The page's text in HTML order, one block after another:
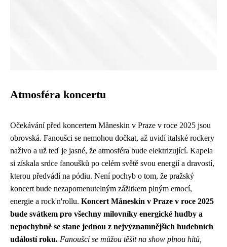
Atmosféra koncertu
Očekávání před koncertem Måneskin v Praze v roce 2025 jsou
obrovská. Fanoušci se nemohou dočkat, až uvidí italské rockery
naživo a už teď je jasné, že atmosféra bude elektrizující. Kapela
si získala srdce fanoušků po celém světě svou energií a dravostí,
kterou předvádí na pódiu. Není pochyb o tom, že pražský
koncert bude nezapomenutelným zážitkem plným emocí,
energie a rock'n'rollu. Koncert Måneskin v Praze v roce 2025
bude svátkem pro všechny milovníky energické hudby a
nepochybně se stane jednou z nejvýznamnějších hudebních
událostí roku. Fanoušci se můžou těšit na show plnou hitů,